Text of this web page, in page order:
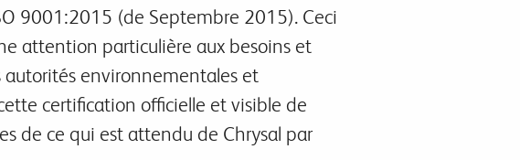
9001:2015 (de Septembre 2015). Ceci
attention particulière aux besoins et
environnementales et
certification officielle et visible de
de ce qui est attendu de Chrysal par